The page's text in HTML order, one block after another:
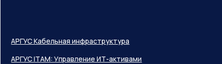
АРГУС Кабельная инфраструктура
АРГУС ITAM: Управление ИТ-активами